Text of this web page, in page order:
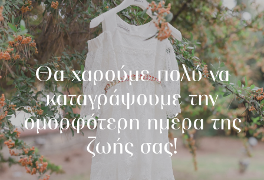
Θα χαρούμε πολύ να
καταγράψουμε την
ομορφότερη ημέρα της
ζωής σας!